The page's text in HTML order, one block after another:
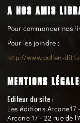
A NOS AMIS
Pour commander nos
Pour les joindre :
http://www.pollen-
MENTIONS
Editeur du site :
Les éditions Arcane17
Arcane 17 - 22 rue de